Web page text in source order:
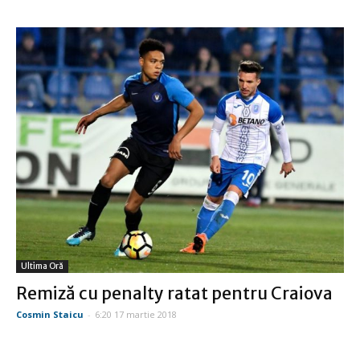
Ultima Oră
Remiză cu penalty ratat pentru Craiova
Cosmin Staicu - 6:20 17 martie 2018